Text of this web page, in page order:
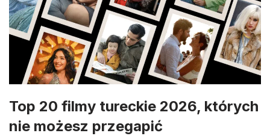
Top 20 filmy tureckie 2026, których
nie możesz przegapić